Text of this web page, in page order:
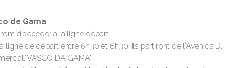
de Gama
d'accéder à la ligne départ.
de départ entre 6h30 et 8h30. Ils partiront de l'Avenida D.
DA GAMA"